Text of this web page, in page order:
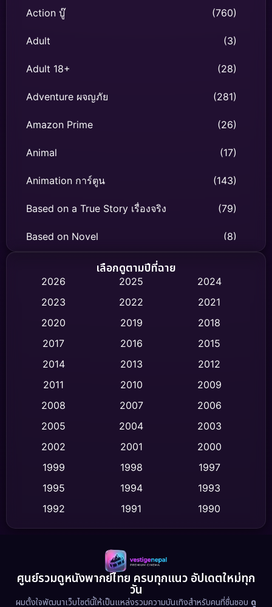
Action บู๊ (760)
Adult (3)
Adult 18+ (28)
Adventure ผจญภัย (281)
Amazon Prime (26)
Animal (17)
Animation การ์ตูน (143)
Based on a True Story เรื่องจริง (79)
Based on Novel (8)
Biography ชีวิตจริง
Classic หนังคลาสสิก (47)
Comedy ตลก (446)
Crime อาชญากรรม (520)
Cult Film
Dance เต้น (10)
Detective สืบสวน (75)
Disaster (13)
Disney+ (5)
เลือกดูตามปีที่ฉาย
2026 2025
2024
2023
2022
2021
2020
2019
2018
2017
2016
2015
2014
2013
2012
2011
2010
2009
2008
2007
2006
2005
2004
2003
2002
2001
2000
1999
1998
1997
1995
1994
1993
1992
1991
1990
1989
1988
1986
1983
1978
1974
1962
ศูนย์รวมดูหนังพากย์ไทย ครบทุกแนว อัปเดตใหม่ทุก
วัน
ผมตั้งใจพัฒนาเว็บไซต์นี้ให้เป็นแหล่งรวมความบันเทิงสำหรับคนที่ชื่นชอบ ดู